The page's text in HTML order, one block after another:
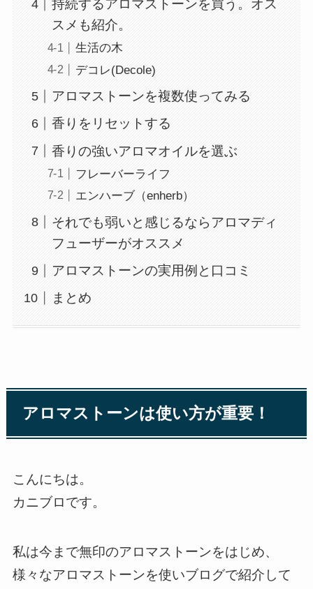
持続するアロマストーンを買う。オス
スメも紹介。
生活の木
デコレ(Decole)
アロマストーンを複数使ってみる
香りをリセットする
香りの強いアロマオイルを選ぶ
フレーバーライフ
エンハーブ（enherb）
それでも弱いと感じるならアロマディ
フューザーがオススメ
アロマストーンの実用例と口コミ
まとめ
アロマストーンは使い方が重要！
こんにちは。
カニブロです。
私は今まで無印のアロマストーンをはじめ、
様々なアロマストーンを使いブログで紹介して